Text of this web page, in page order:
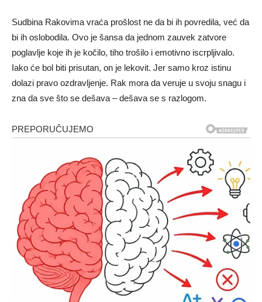
Sudbina Rakovima vraća prošlost ne da bi ih povredila, već da
bi ih oslobodila. Ovo je šansa da jednom zauvek zatvore
poglavlje koje ih je kočilo, tiho trošilo i emotivno iscrpljivalo.
Iako će bol biti prisutan, on je lekovit. Jer samo kroz istinu
dolazi pravo ozdravljenje. Rak mora da veruje u svoju snagu i
zna da sve što se dešava – dešava se s razlogom.